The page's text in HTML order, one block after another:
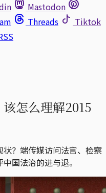
Mastodon
Threads
Tiktok
怎么理解2015
？端传媒访问法官、检察
国法治的进与退。